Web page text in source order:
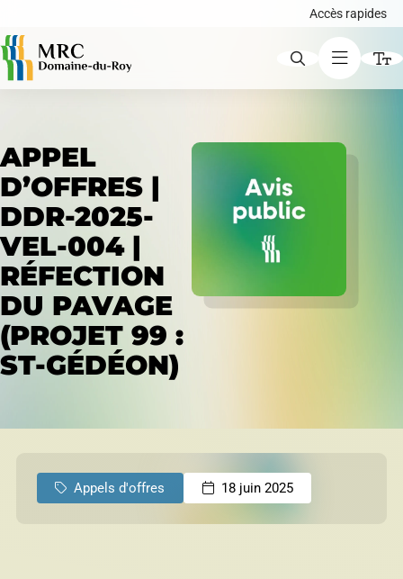
Accès rapides
Diminuer le texte
Niveau de gris
Contraste élevé
Liens soulignés
Avis publics
Carte interactive
Demande de certificat d'autorisation ou de
Développement éolien
APPEL
D’OFFRES |
DDR-2025-
VEL-004 |
RÉFECTION
DU PAVAGE
(PROJET 99 :
ST-GÉDÉON)
Appels d'offres 18 juin 2025